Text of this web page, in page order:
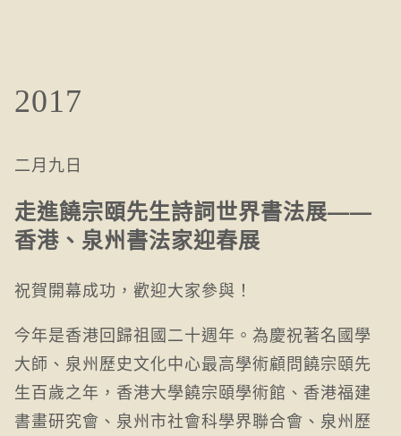
2017
二月九日
走進饒宗頤先生詩詞世界書法展——
香港、泉州書法家迎春展
祝賀開幕成功，歡迎大家參與！
今年是香港回歸祖國二十週年。為慶祝著名國學
大師、泉州歷史文化中心最高學術顧問饒宗頤先
生百歲之年，香港大學饒宗頤學術館、香港福建
書畫研究會、泉州市社會科學界聯合會、泉州歷